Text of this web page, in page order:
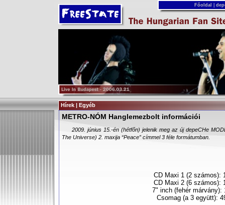
Főoldal
Hírek | Egyéb
METRO-NÓM Hanglemezbolt információi
2009. június 15.-én (hétfőn) jelenik meg az új depeCHe
The Universe) 2. maxija “Peace” címmel 3 féle formátumban.
CD Maxi 1 (2 számos):
CD Maxi 2 (6 számos):
7" inch (fehér márvány):
Csomag (a 3 együtt):